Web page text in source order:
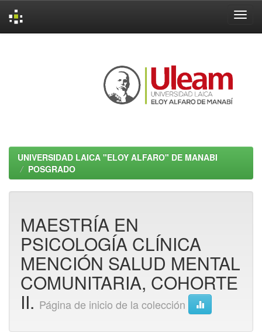
UNIVERSIDAD LAICA "ELOY ALFARO" DE MANABI
POSGRADO
MAESTRÍA EN
PSICOLOGÍA CLÍNICA
MENCIÓN SALUD MENTAL
COMUNITARIA, COHORTE
II. Página de inicio de la colección